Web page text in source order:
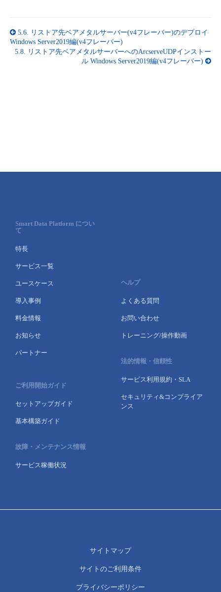
5.6.
リストア先ベアメタルサーバー(v4フレーバー)のデプロイ
Windows Server2019編(v4フレーバー)
5.8.
リストア先ベアメタルサーバーへのArcserveUDPインストー
ル Windows Server2019編(v4フレーバー)
Smart Data Platform につい
て
特長
サービス一覧
ユースケース
導入事例
料金情報
お知らせ
パートナー
ご利用開始ガイド
セットアップガイド
基本構築ガイド
故障・メンテナンス情報
サービス稼働状況
ヘルプ
よくある質問
お問い合わせ
トレーニング/操作動画
法的情報・信頼性
サービス利用規約・SLA
セキュリティ&コンプライア
ンス
サイトマップ
サイトのご利用条件
プライバシーポリシー